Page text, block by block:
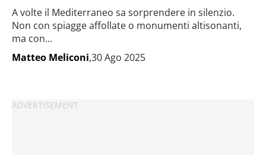
A volte il Mediterraneo sa sorprendere in silenzio.
Non con spiagge affollate o monumenti altisonanti,
ma con...
Matteo Meliconi,30 Ago 2025